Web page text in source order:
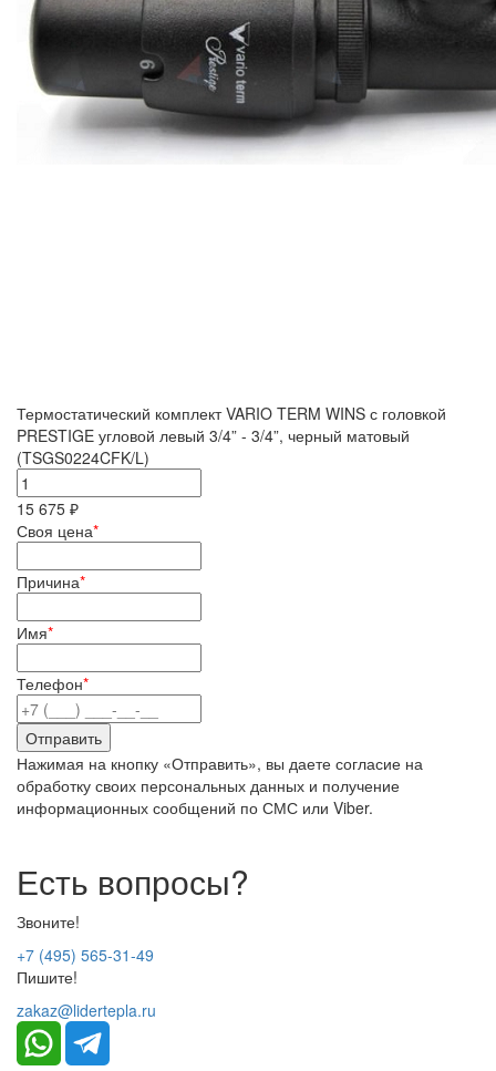
Термостатический комплект VARIO TERM WINS с головкой
PRESTIGE угловой левый 3/4” - 3/4”, черный матовый
(TSGS0224CFK/L)
15 675 ₽
Своя цена*
Причина*
Имя*
Телефон*
Нажимая на кнопку «Отправить», вы даете согласие на
обработку своих персональных данных и получение
информационных сообщений по СМС или Viber.
Есть вопросы?
Звоните!
+7 (495) 565-31-49
Пишите!
zakaz@lidertepla.ru